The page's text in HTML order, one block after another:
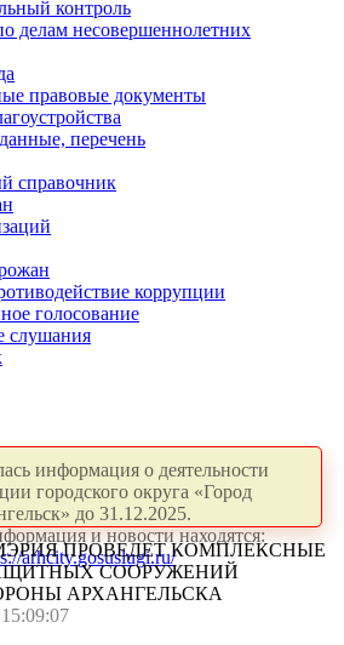
контроль
делам несовершеннолетних
правовые документы
перечень
справочник
коррупции
голосование
слушания
информация о деятельности
городского округа «Город
до 31.12.2025.
и новости находятся:
arhcity.gosuslugi.ru/
МЭРИЯ ПРОВЕДЕТ КОМПЛЕКСНЫЕ
СООРУЖЕНИЙ
АРХАНГЕЛЬСКА